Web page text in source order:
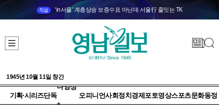
직설 ‘in서울’ 계층상승 보증수표 아닌데 서울行 줄잇는 TK
1945년 10월 11일 창간
기획·시리즈단독
다양성
+
오피니언사회정치 경제 포토영상스포츠문화동정